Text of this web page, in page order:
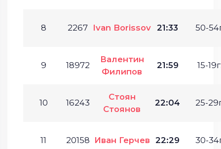
8 2267 Ivan Borissov 21:33 50-
9 18972
Валентин
Филипов
21:59 15-
10 16243
Стоян
Стоянов
22:04 25-
11 20158 Иван Герчев 22:29 30-